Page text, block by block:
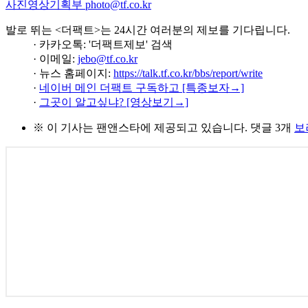
사진영상기획부 photo@tf.co.kr
발로 뛰는 <더팩트>는 24시간 여러분의 제보를 기다립니다.
· 카카오톡: '더팩트제보' 검색
· 이메일: jebo@tf.co.kr
· 뉴스 홈페이지: https://talk.tf.co.kr/bbs/report/write
· 네이버 메인 더팩트 구독하고 [특종보자→]
· 그곳이 알고싶냐? [영상보기→]
※ 이 기사는 팬앤스타에 제공되고 있습니다. 댓글 3개